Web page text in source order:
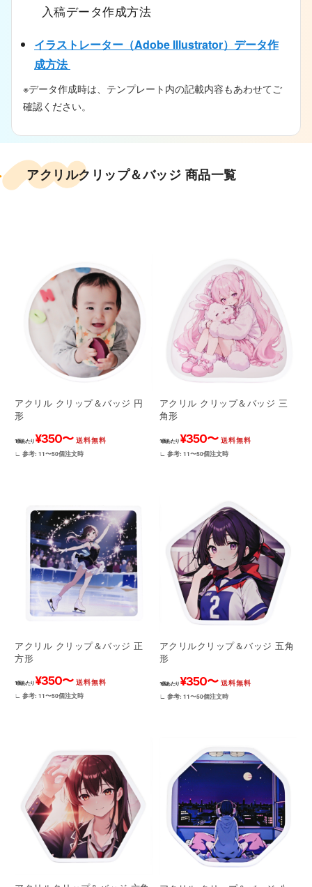
入稿データ作成方法
イラストレーター（Adobe Illustrator）データ作
成方法
※データ作成時は、テンプレート内の記載内容もあわせてご
確認ください。
アクリルクリップ＆バッジ 商品一覧
アクリル クリップ＆バッジ 円
形
1個あたり ¥350〜 送料無料
∟ 参考: 11〜50個注文時
アクリル クリップ＆バッジ 三
角形
1個あたり ¥350〜 送料無料
∟ 参考: 11〜50個注文時
アクリル クリップ＆バッジ 正
方形
1個あたり ¥350〜 送料無料
∟ 参考: 11〜50個注文時
アクリルクリップ＆バッジ 五角
形
1個あたり ¥350〜 送料無料
∟ 参考: 11〜50個注文時